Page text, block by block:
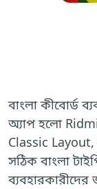
বাংলা কীবোর্ড
অ্যাপ হলো
Classic Layout,
সঠিক বাংলা